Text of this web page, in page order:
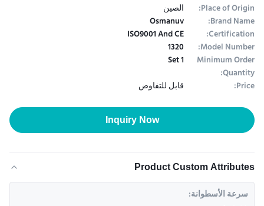
Place of Origin:
الصين
Brand Name:
Osmanuv
Certification:
ISO9001 And CE
Model Number:
1320
Minimum Order
Quantity:
1 Set
Price:
قابل للتفاوض
Inquiry Now
Product Custom Attributes
سرعة الأسطوانة: